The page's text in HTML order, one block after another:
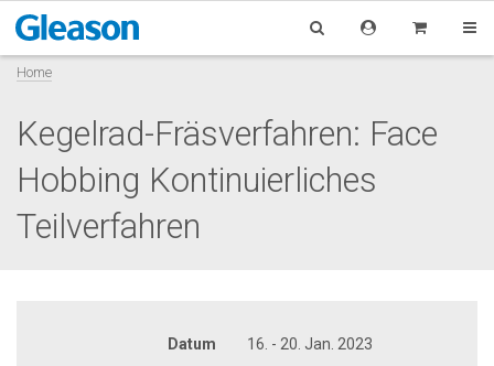
Home
Kegelrad-Fräsverfahren: Face
Hobbing Kontinuierliches
Teilverfahren
Datum
16. - 20. Jan. 2023